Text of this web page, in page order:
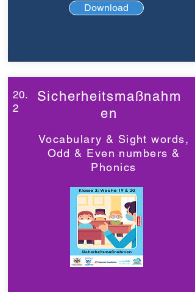
Download
20.
2
Sicherheitsmaßnahm
en
Vocabulary & Sight words,
Odd & Even numbers &
Phonics